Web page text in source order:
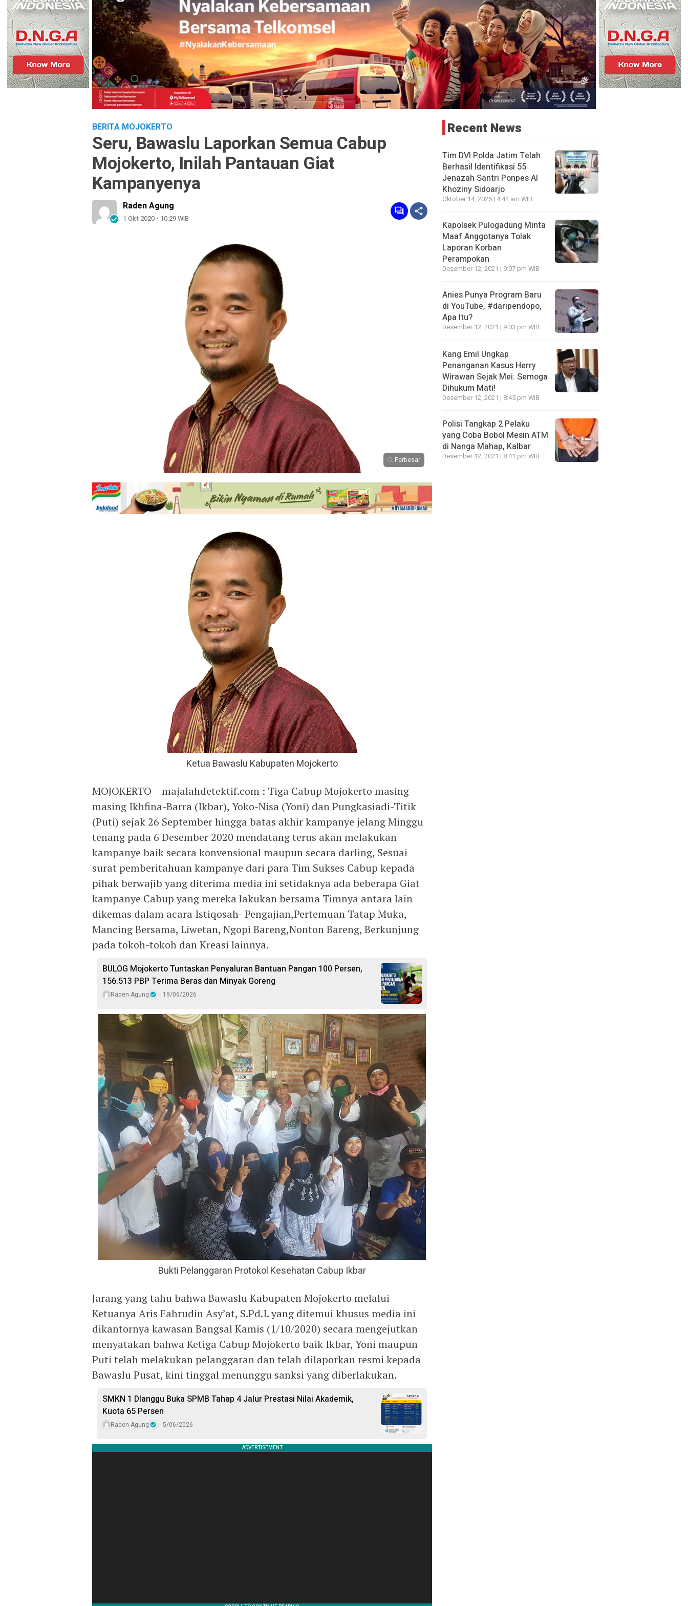
BERITA MOJOKERTO
Seru, Bawaslu Laporkan Semua Cabup
Mojokerto, Inilah Pantauan Giat
Kampanyenya
Raden Agung
1 Okt 2020 - 10:29 WIB
Perbesar
Ketua Bawaslu Kabupaten Mojokerto
MOJOKERTO – majalahdetektif.com : Tiga Cabup Mojokerto masing
masing Ikhfina-Barra (Ikbar), Yoko-Nisa (Yoni) dan Pungkasiadi-Titik
(Puti) sejak 26 September hingga batas akhir kampanye jelang Minggu
tenang pada 6 Desember 2020 mendatang terus akan melakukan
kampanye baik secara konvensional maupun secara darling, Sesuai
surat pemberitahuan kampanye dari para Tim Sukses Cabup kepada
pihak berwajib yang diterima media ini setidaknya ada beberapa Giat
kampanye Cabup yang mereka lakukan bersama Timnya antara lain
dikemas dalam acara Istiqosah- Pengajian,Pertemuan Tatap Muka,
Mancing Bersama, Liwetan, Ngopi Bareng,Nonton Bareng, Berkunjung
pada tokoh-tokoh dan Kreasi lainnya.
BULOG Mojokerto Tuntaskan Penyaluran Bantuan Pangan 100 Persen,
156.513 PBP Terima Beras dan Minyak Goreng
Raden Agung 19/06/2026
Bukti Pelanggaran Protokol Kesehatan Cabup Ikbar
Jarang yang tahu bahwa Bawaslu Kabupaten Mojokerto melalui
Ketuanya Aris Fahrudin Asy’at, S.Pd.I. yang ditemui khusus media ini
dikantornya kawasan Bangsal Kamis (1/10/2020) secara mengejutkan
menyatakan bahwa Ketiga Cabup Mojokerto baik Ikbar, Yoni maupun
Puti telah melakukan pelanggaran dan telah dilaporkan resmi kepada
Bawaslu Pusat, kini tinggal menunggu sanksi yang diberlakukan.
SMKN 1 Dlanggu Buka SPMB Tahap 4 Jalur Prestasi Nilai Akademik,
Kuota 65 Persen
Raden Agung 5/06/2026
Recent News
Tim DVI Polda Jatim Telah
Berhasil Identifikasi 55
Jenazah Santri Ponpes Al
Khoziny Sidoarjo
Oktober 14, 2025 | 4:44 am WIB
Kapolsek Pulogadung Minta
Maaf Anggotanya Tolak
Laporan Korban
Perampokan
Desember 12, 2021 | 9:07 pm WIB
Anies Punya Program Baru
di YouTube, #daripendopo,
Apa Itu?
Desember 12, 2021 | 9:03 pm WIB
Kang Emil Ungkap
Penanganan Kasus Herry
Wirawan Sejak Mei: Semoga
Dihukum Mati!
Desember 12, 2021 | 8:45 pm WIB
Polisi Tangkap 2 Pelaku
yang Coba Bobol Mesin ATM
di Nanga Mahap, Kalbar
Desember 12, 2021 | 8:41 pm WIB